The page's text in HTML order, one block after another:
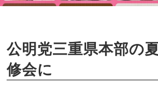
公明党三重県本部の
修会に